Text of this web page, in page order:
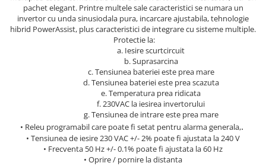
Convertoare de tensiune
Sisteme de stocare energie
Pachete complete stocare energie
Sisteme de Stocare Comerciale
Sisteme fotovoltaice complete
Sisteme fotovoltaice de putere
mica (rulota/caravan/case de
vacanta)
Sisteme fotovoltaice profesionale
Pachete sisteme fotovoltaice
pachet elegant. Printre multele sale caracteristici se numara un
invertor cu unda sinusiodala pura, incarcare ajustabila, tehnologie
hibrid PowerAssist, plus caracteristici de integrare cu sisteme multiple.
Protectie la:
a. Iesire scurtcircuit
b. Suprasarcina
c. Tensiunea bateriei este prea mare
d. Tensiunea bateriei este prea scazuta
e. Temperatura prea ridicata
f. 230VAC la iesirea invertorului
g. Tensiunea de intrare este prea mare
• Releu programabil care poate fi setat pentru alarma generala,.
• Tensiunea de iesire 230 VAC +/- 2% poate fi ajustata la 240 V
• Frecventa 50 Hz +/- 0.1% poate fi ajustata la 60 Hz
• Oprire / pornire la distanta